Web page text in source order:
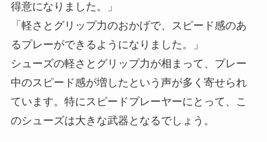
得意になりました。」
「軽さとグリップ力のおかげで、スピード感のあ
るプレーができるようになりました。」
シューズの軽さとグリップ力が相まって、プレー
中のスピード感が増したという声が多く寄せられ
ています。特にスピードプレーヤーにとって、こ
のシューズは大きな武器となるでしょう。